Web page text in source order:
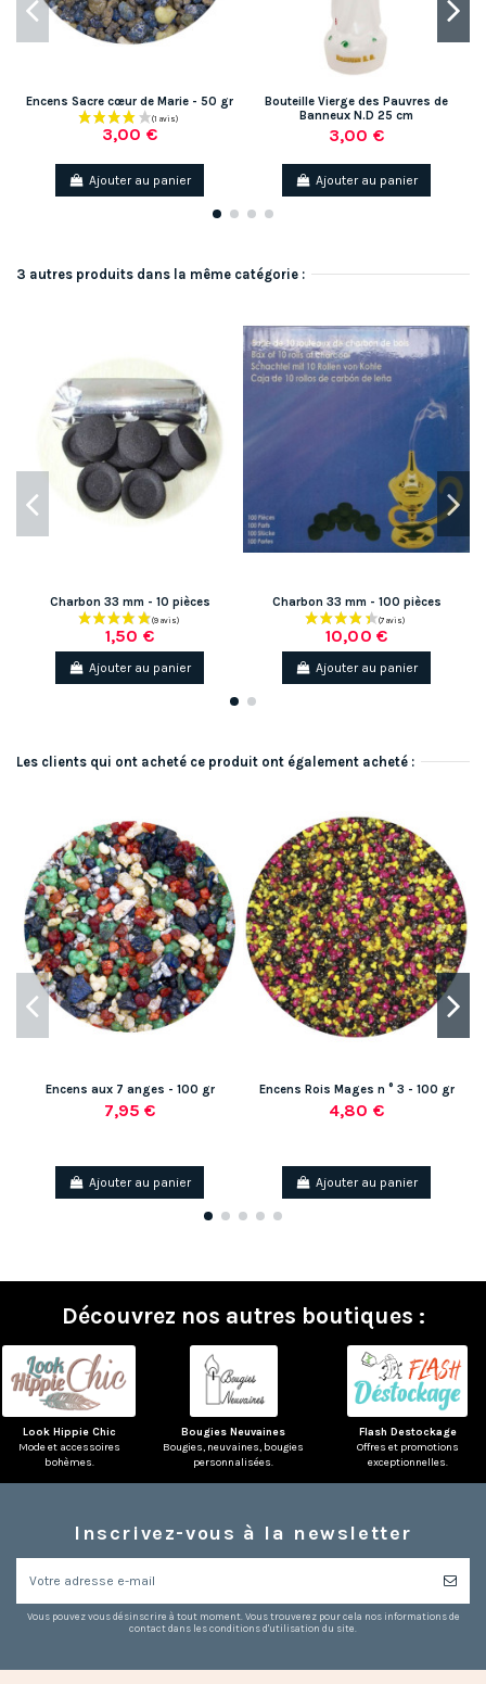
Encens Sacre cœur de Marie - 50 gr
3,00 €
Ajouter au panier
Bouteille Vierge des Pauvres de
Banneux N.D 25 cm
3,00 €
Ajouter au panier
3 autres produits dans la même catégorie :
Charbon 33 mm - 10 pièces
1,50 €
Ajouter au panier
Charbon 33 mm - 100 pièces
10,00 €
Ajouter au panier
Les clients qui ont acheté ce produit ont également acheté :
Encens aux 7 anges - 100 gr
7,95 €
Ajouter au panier
Encens Rois Mages n ° 3 - 100 gr
4,80 €
Ajouter au panier
Découvrez nos autres boutiques :
Look Hippie Chic
Mode et accessoires
bohèmes.
Bougies Neuvaines
Bougies, neuvaines, bougies
personnalisées.
Flash Destockage
Offres et promotions
exceptionnelles.
Inscrivez-vous à la newsletter
Vous pouvez vous désinscrire à tout moment. Vous trouverez pour cela nos informations de
contact dans les conditions d'utilisation du site.